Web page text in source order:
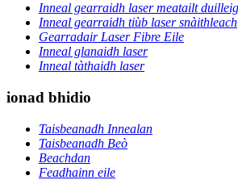
Inneal gearraidh laser meatailt
Inneal gearraidh tiùb laser snàithleach
Gearradair Laser Fibre Eile
Inneal glanaidh laser
Inneal tàthaidh laser
ionad bhidio
Taisbeanadh Innealan
Taisbeanadh Beò
Beachdan
Feadhainn eile